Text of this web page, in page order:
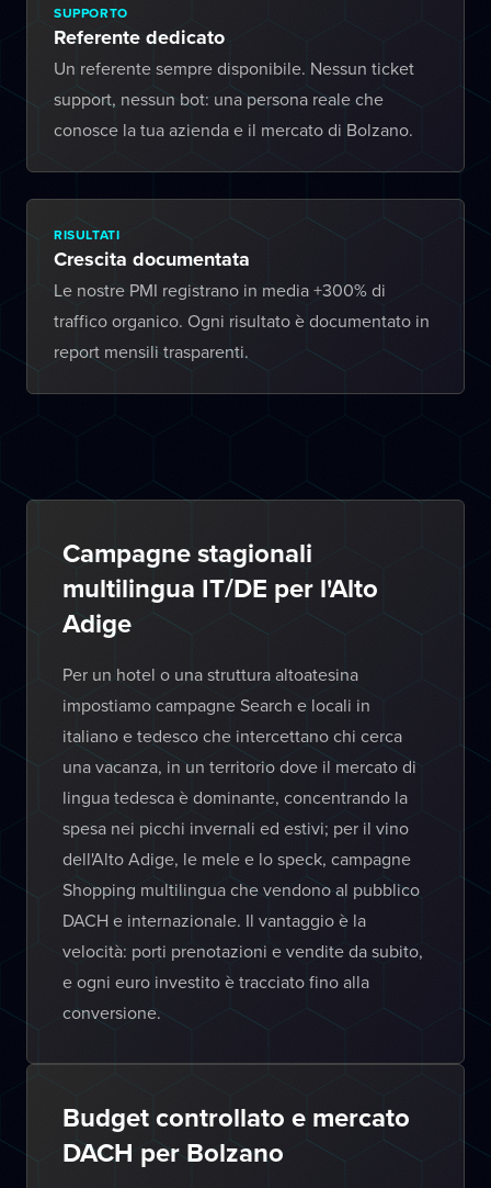
SUPPORTO
Referente dedicato
Un referente sempre disponibile. Nessun ticket
support, nessun bot: una persona reale che
conosce la tua azienda e il mercato di Bolzano.
RISULTATI
Crescita documentata
Le nostre PMI registrano in media +300% di
traffico organico. Ogni risultato è documentato in
report mensili trasparenti.
Campagne stagionali
multilingua IT/DE per l'Alto
Adige
Per un hotel o una struttura altoatesina
impostiamo campagne Search e locali in
italiano e tedesco che intercettano chi cerca
una vacanza, in un territorio dove il mercato di
lingua tedesca è dominante, concentrando la
spesa nei picchi invernali ed estivi; per il vino
dell'Alto Adige, le mele e lo speck, campagne
Shopping multilingua che vendono al pubblico
DACH e internazionale. Il vantaggio è la
velocità: porti prenotazioni e vendite da subito,
e ogni euro investito è tracciato fino alla
conversione.
Budget controllato e mercato
DACH per Bolzano